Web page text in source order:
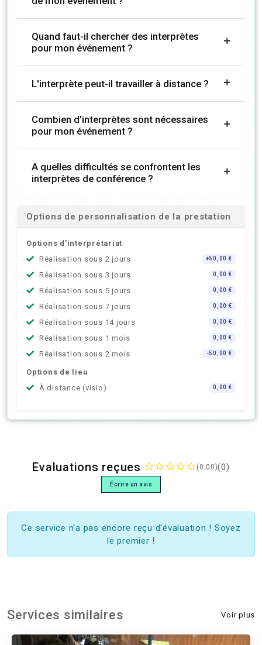
Quand faut-il chercher des interprètes
pour mon événement ?
L'interprète peut-il travailler à distance ?
Combien d'interprètes sont nécessaires
pour mon événement ?
A quelles difficultés se confrontent les
interprètes de conférence ?
Options de personnalisation de la prestation
Options d'interprétariat
Réalisation sous 2 jours
+50,00 €
Réalisation sous 3 jours 0,00 €
Réalisation sous 5 jours 0,00 €
Réalisation sous 7 jours 0,00 €
Réalisation sous 14 jours 0,00 €
Réalisation sous 1 mois 0,00 €
Réalisation sous 2 mois -50,00 €
Options de lieu
À distance (visio)
0,00 €
Evaluations reçues (0.00)(0)
Écrire un avis
Ce service n'a pas encore reçu d'évaluation ! Soyez
le premier !
Services similaires Voir plus